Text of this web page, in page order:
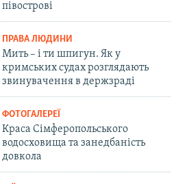
півострові
ПРАВА ЛЮДИНИ
Мить – і ти шпигун. Як у
кримських судах розглядають
звинувачення в держзраді
ФОТОГАЛЕРЕЇ
Краса Сімферопольського
водосховища та занедбаність
довкола